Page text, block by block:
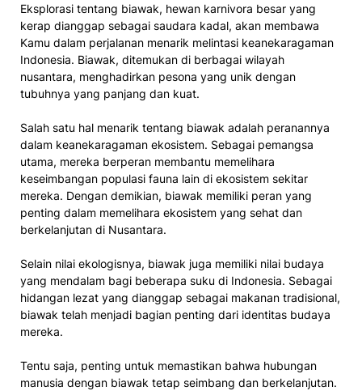
Eksplorasi tentang biawak, hewan karnivora besar yang
kerap dianggap sebagai saudara kadal, akan membawa
Kamu dalam perjalanan menarik melintasi keanekaragaman
Indonesia. Biawak, ditemukan di berbagai wilayah
nusantara, menghadirkan pesona yang unik dengan
tubuhnya yang panjang dan kuat.
Salah satu hal menarik tentang biawak adalah peranannya
dalam keanekaragaman ekosistem. Sebagai pemangsa
utama, mereka berperan membantu memelihara
keseimbangan populasi fauna lain di ekosistem sekitar
mereka. Dengan demikian, biawak memiliki peran yang
penting dalam memelihara ekosistem yang sehat dan
berkelanjutan di Nusantara.
Selain nilai ekologisnya, biawak juga memiliki nilai budaya
yang mendalam bagi beberapa suku di Indonesia. Sebagai
hidangan lezat yang dianggap sebagai makanan tradisional,
biawak telah menjadi bagian penting dari identitas budaya
mereka.
Tentu saja, penting untuk memastikan bahwa hubungan
manusia dengan biawak tetap seimbang dan berkelanjutan.